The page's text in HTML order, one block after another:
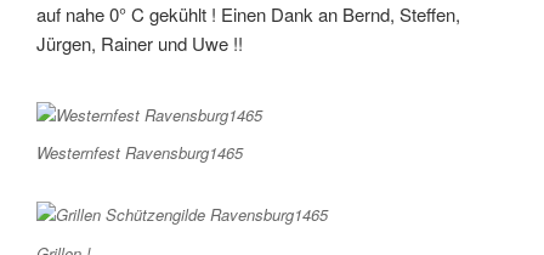
auf nahe 0° C gekühlt ! Einen Dank an Bernd, Steffen,
Jürgen, Rainer und Uwe !!
Westernfest Ravensburg1465